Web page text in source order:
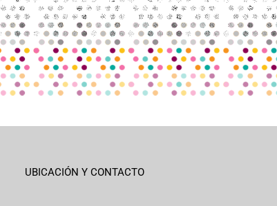
UBICACIÓN Y CONTACTO